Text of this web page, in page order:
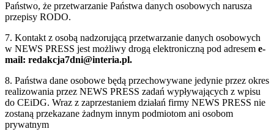
Państwo, że przetwarzanie Państwa danych osobowych narusza
przepisy RODO.
7. Kontakt z osobą nadzorującą przetwarzanie danych osobowych
w NEWS PRESS jest możliwy drogą elektroniczną pod adresem e-
mail: redakcja7dni@interia.pl.
8. Państwa dane osobowe będą przechowywane jedynie przez okres
realizowania przez NEWS PRESS zadań wypływających z wpisu
do CEiDG. Wraz z zaprzestaniem działań firmy NEWS PRESS nie
zostaną przekazane żadnym innym podmiotom ani osobom
prywatnym